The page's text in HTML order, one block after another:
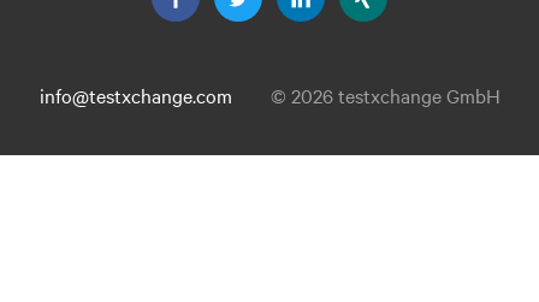
info@testxchange.com © 2026 testxchange GmbH